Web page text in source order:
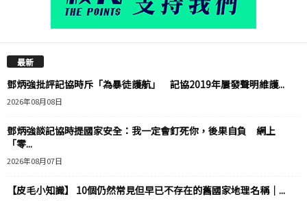
最新
鄧炳強批評記協時斥「為暴徒護航」 記協2019年屢發聲明維護...
2026年08月08日
鄧炳強談記協時提國家安全：我一定會釘死你，後果自負 網上
「零...
2026年08月07日
【皮毛小知識】 10個仍然常見但早已不存在的舊國家地理名稱｜...